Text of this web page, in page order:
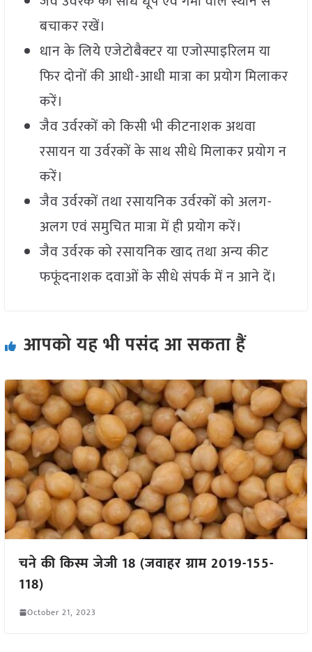
बचाकर रखें।
धान के लिये एजेटोबैक्टर या एजोस्पाइरिलम या
फिर दोनों की आधी-आधी मात्रा का प्रयोग मिलाकर
करें।
जैव उर्वरकों को किसी भी कीटनाशक अथवा
रसायन या उर्वरकों के साथ सीधे मिलाकर प्रयोग न
करें।
जैव उर्वरकों तथा रसायनिक उर्वरकों को अलग-
अलग एवं समुचित मात्रा में ही प्रयोग करें।
जैव उर्वरक को रसायनिक खाद तथा अन्य कीट
फफूंदनाशक दवाओं के सीधे संपर्क में न आने दें।
आपको यह भी पसंद आ सकता हैं
चने की किस्म जेजी 18 (जवाहर ग्राम 2019-155-
118)
October 21, 2023